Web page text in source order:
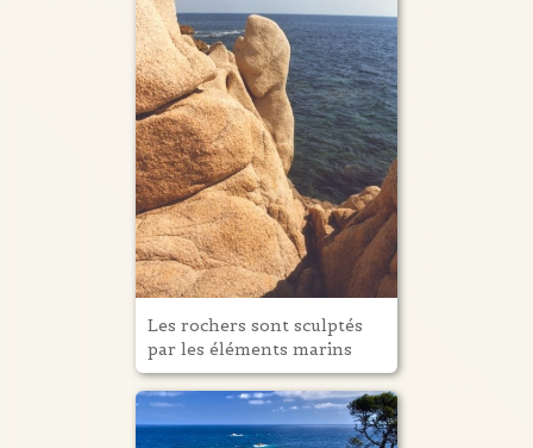
Les rochers sont sculptés
par les éléments marins